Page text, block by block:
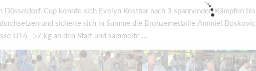
Düsseldorf-Cup konnte sich Evelyn Kostbar nach 3 spannenden Kämpfen bis
und sicherte sich in Summe die Bronzemedaille.Ammiel Boskovic
U16 -57 kg an den Start und sammelte ...